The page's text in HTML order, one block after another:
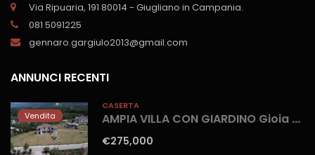
Via Ripuaria, 191 80014 - Giugliano in Campania.
081 5091225
gennaro.gargiulo2013@gmail.com
ANNUNCI RECENTI
Vendita
CASERTA
AMPIA VILLA CON GIARDINO Gioia Sannitica
€275,000